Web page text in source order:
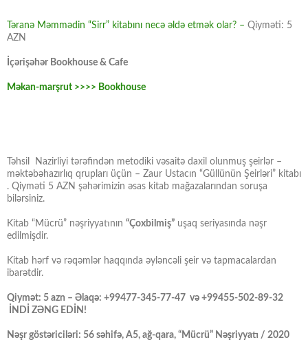
Təranə Məmmədin “Sirr” kitabını necə əldə etmək olar? – Qiyməti: 5
AZN
İçərişəhər Bookhouse & Cafe
Məkan-marşrut >>>> Bookhouse
Təhsil Nazirliyi tərəfindən metodiki vəsaitə daxil olunmuş şeirlər –
məktəbəhazırlıq qrupları üçün – Zaur Ustacın “Güllünün Şeirləri” kitabı
. Qiyməti 5 AZN şəhərimizin əsas kitab mağazalarından soruşa
bilərsiniz.
Kitab “Mücrü” nəşriyyatının “Çoxbilmiş” uşaq seriyasında nəşr
edilmişdir.
Kitab hərf və rəqəmlər haqqında əyləncəli şeir və tapmacalardan
ibarətdir.
Qiymət: 5 azn – Əlaqə: +99477-345-77-47 və +99455-502-89-32
İNDİ ZƏNG EDİN!
Nəşr göstəriciləri: 56 səhifə, A5, ağ-qara, “Mücrü” Nəşriyyatı / 2020